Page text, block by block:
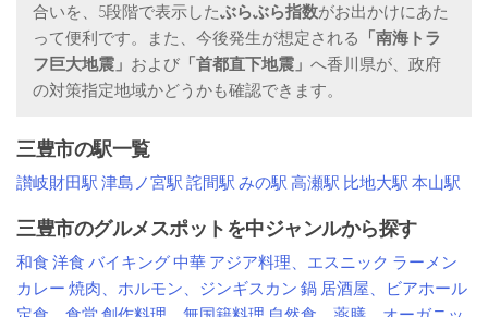
合いを、5段階で表示したぶらぶら指数がお出かけにあた
って便利です。また、今後発生が想定される 「南海トラ
フ巨大地震」 および 「首都直下地震」 へ香川県が、政府
の対策指定地域かどうかも確認できます。
三豊市の駅一覧
讃岐財田駅 津島ノ宮駅 詫間駅 みの駅 高瀬駅 比地大駅 本山駅
三豊市のグルメスポットを中ジャンルから探す
和食 洋食 バイキング中華 アジア料理、エスニック ラーメン
カレー 焼肉、ホルモン、ジンギスカン 鍋 居酒屋、ビアホール